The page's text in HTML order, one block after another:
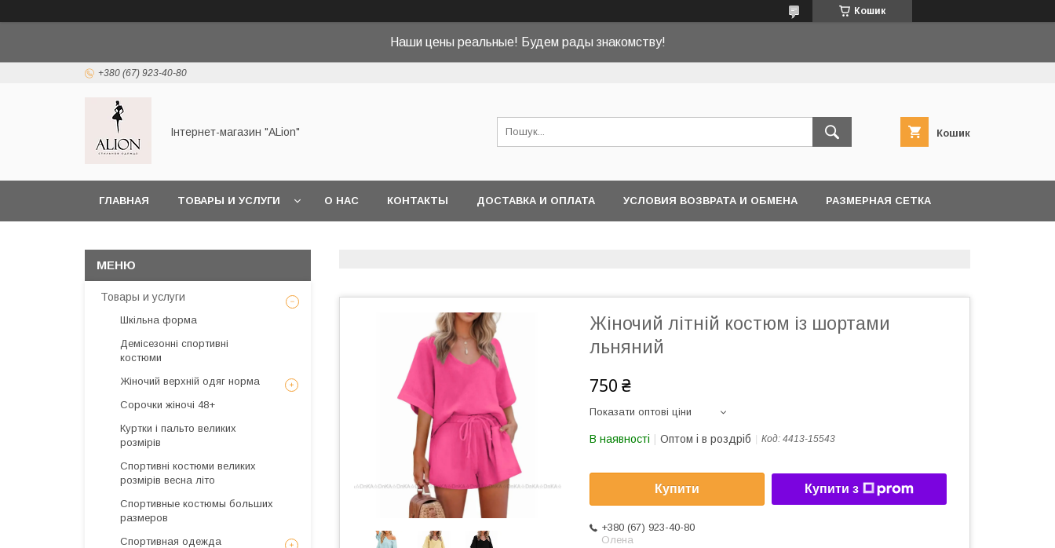
Кошик
Наши цены реальные! Будем рады знакомству!
+380 (67) 923-40-80
Інтернет-магазин "ALіon" Кошик
ГЛАВНАЯ ТОВАРЫ И УСЛУГИ О НАС КОНТАКТЫ ДОСТАВКА И ОПЛАТА УСЛОВИЯ ВОЗВРАТА И ОБМЕНА РАЗМЕРНАЯ СЕТКА
Жіночий літній костюм із шортами
льняний
750 ₴
Показати оптові ціни
В наявності Оптом і в роздріб Код: 4413-15543
Купити Купити з
+380 (67) 923-40-80
Олена
Товары и услуги
Шкільна форма
Демісезонні спортивні
костюми
Жіночий верхній одяг норма
Сорочки жіночі 48+
Куртки і пальто великих
розмірів
Спортивні костюми великих
розмірів весна літо
Спортивные костюмы больших
размеров
Спортивная одежда